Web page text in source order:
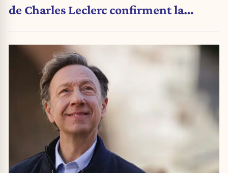
de Charles Leclerc confirment la